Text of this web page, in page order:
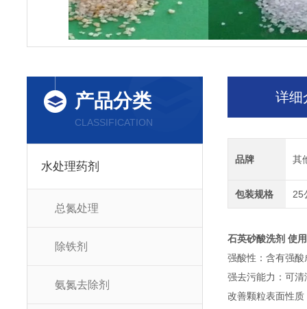
产品分类
CLASSIFICATION
水处理药剂
总氮处理
除铁剂
氨氮去除剂
详细
品牌 其
包装规格 25
石英砂酸洗剂 使
强酸性：含有强
强去污能力：可
改善颗粒表面性